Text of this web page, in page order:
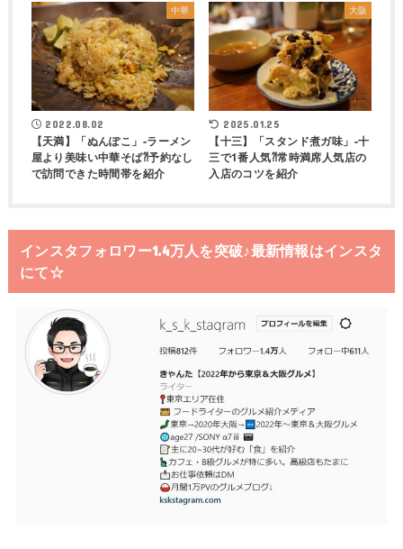
中華
2022.08.02
【天満】「ぬんぽこ」-ラーメン
屋より美味い中華そば⁈予約なし
で訪問できた時間帯を紹介
大阪
2025.01.25
【十三】「スタンド煮ガ味」-十
三で1番人気⁈常時満席人気店の
入店のコツを紹介
インスタフォロワー1.4万人を突破♪最新情報はインスタ
にて☆